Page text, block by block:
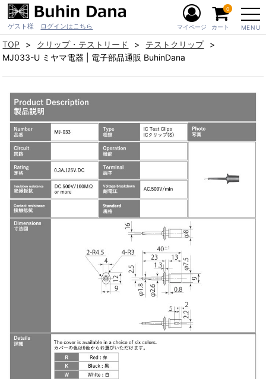
ゲスト様 ログインはこちら MENU
マイページ カート
0
TOP クリップ・テストリード
テストクリップ
MJ033-U ミヤマ電器 | 電子部品通販 BuhinDana